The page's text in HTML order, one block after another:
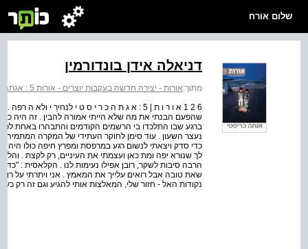
שלום אורח
דניאלה אידן בונדורמין
מתוך:אורות - יצירה חדשה בעקבות יוצרים - אורות 5 : אגתה כריסטי
6 2 1 א ו ר ו ת | 5 : א ג ת ה כ ר י ס ט י לנחירַ י
שהפעם הבנתי את מה שלא הייתי אמורה להבין . זה היה
ברגע שבו התלכדו בי הרשמים הקודמים והתבהרו באחת
כדי סדק ויצאתי לנשום רגע במרפסת ומפרץ חיפה כולו היה
לך שנורא יפה ומת כאן ועצמתי את העיניים, רק לקצת .
הרבה סיבות לשקר, רובן אפילו נעימות לנו . הקלאסית :
שאת טובה אבל רואים עלייך את המאמץ . אני ויתרתי על
נקודות האל - חזור שלי, המאלצות אותי להגיע וגם זה רק